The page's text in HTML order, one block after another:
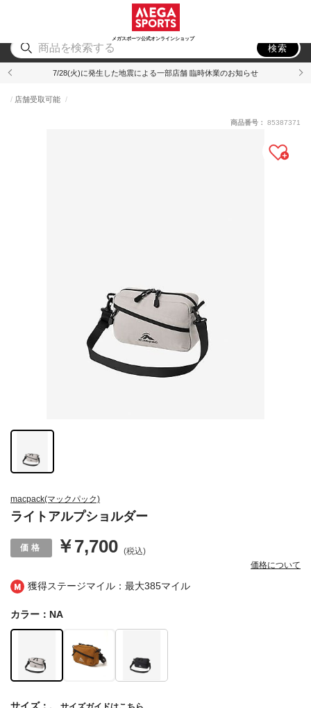
メガスポーツ公式オンラインショップ
アウトドア
検索
7/28(火)に発生した地震による一部店舗 臨時休業のお知らせ
獲得ステージマイル：最大385マイル
macpack(マックパック)
ライトアルプショルダー
店舗受取可能
￥7,700 (税込)
価格について
商品番号： 85387371
カラー：NA
サイズ：.